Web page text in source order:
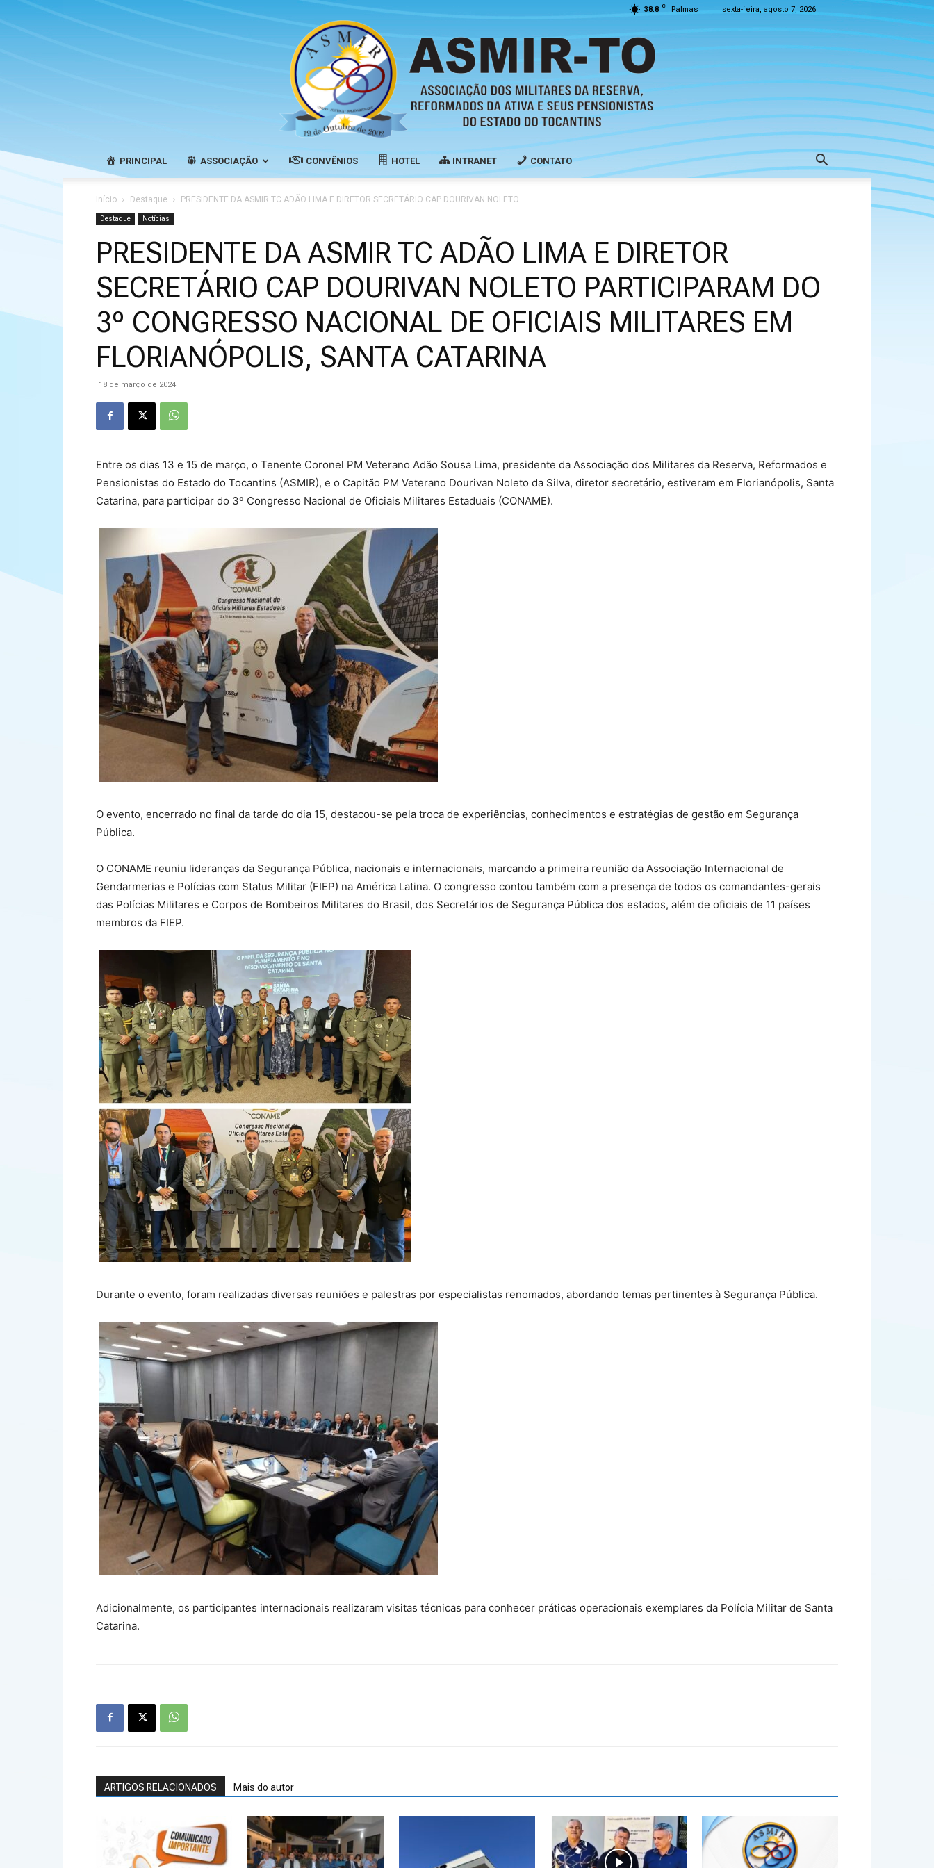
38.8 C Palmas sexta-feira, agosto 7, 2026
dos
Militares
da
Pensionistas
do
PRINCIPAL ASSOCIAÇÃO CONVÊNIOS HOTEL INTRANET CONTATO
Início Destaque PRESIDENTE DA ASMIR TC ADÃO LIMA E DIRETOR SECRETÁRIO CAP DOURIVAN NOLETO...
Destaque Notícias
PRESIDENTE DA ASMIR TC ADÃO LIMA E DIRETOR
SECRETÁRIO CAP DOURIVAN NOLETO PARTICIPARAM DO
3º CONGRESSO NACIONAL DE OFICIAIS MILITARES EM
FLORIANÓPOLIS, SANTA CATARINA
18 de março de 2024
Entre os dias 13 e 15 de março, o Tenente Coronel PM Veterano Adão Sousa Lima, presidente da Associação dos Militares da Reserva, Reformados e
Pensionistas do Estado do Tocantins (ASMIR), e o Capitão PM Veterano Dourivan Noleto da Silva, diretor secretário, estiveram em Florianópolis, Santa
Catarina, para participar do 3º Congresso Nacional de Oficiais Militares Estaduais (CONAME).
O evento, encerrado no final da tarde do dia 15, destacou-se pela troca de experiências, conhecimentos e estratégias de gestão em Segurança
Pública.
O CONAME reuniu lideranças da Segurança Pública, nacionais e internacionais, marcando a primeira reunião da Associação Internacional de
Gendarmerias e Polícias com Status Militar (FIEP) na América Latina. O congresso contou também com a presença de todos os comandantes-gerais
das Polícias Militares e Corpos de Bombeiros Militares do Brasil, dos Secretários de Segurança Pública dos estados, além de oficiais de 11 países
membros da FIEP.
Durante o evento, foram realizadas diversas reuniões e palestras por especialistas renomados, abordando temas pertinentes à Segurança Pública.
Adicionalmente, os participantes internacionais realizaram visitas técnicas para conhecer práticas operacionais exemplares da Polícia Militar de Santa
Catarina.
ARTIGOS RELACIONADOS Mais do autor